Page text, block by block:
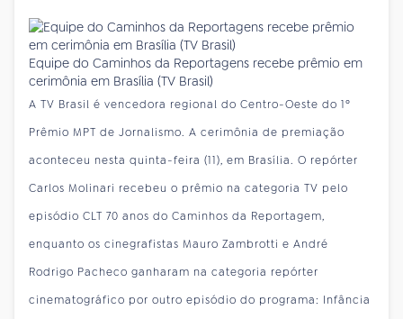
Equipe do Caminhos da Reportagens recebe prêmio em
cerimônia em Brasília (TV Brasil)
A TV Brasil é vencedora regional do Centro-Oeste do 1º
Prêmio MPT de Jornalismo. A cerimônia de premiação
aconteceu nesta quinta-feira (11), em Brasília. O repórter
Carlos Molinari recebeu o prêmio na categoria TV pelo
episódio CLT 70 anos do Caminhos da Reportagem,
enquanto os cinegrafistas Mauro Zambrotti e André
Rodrigo Pacheco ganharam na categoria repórter
cinematográfico por outro episódio do programa: Infância